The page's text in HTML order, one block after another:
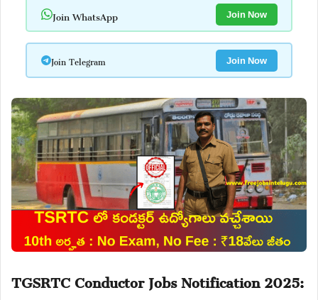
Join WhatsApp Join Now
Join Telegram Join Now
TGSRTC Conductor Jobs Notification 2025: